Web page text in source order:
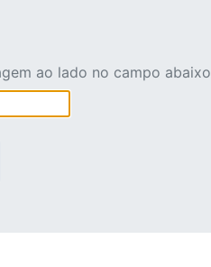
ao lado no campo abaixo